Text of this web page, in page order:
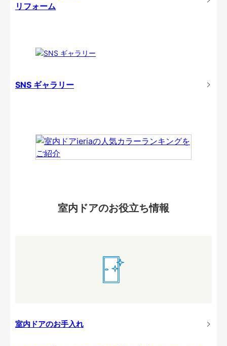
リフォーム
SNS ギャラリー
室内ドアのお役立ち情報
室内ドアのお手入れ